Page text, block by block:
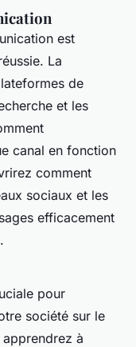
est
La
de
et les
canal en fonction
comment
sociaux et les
efficacement
pour
société sur le
à